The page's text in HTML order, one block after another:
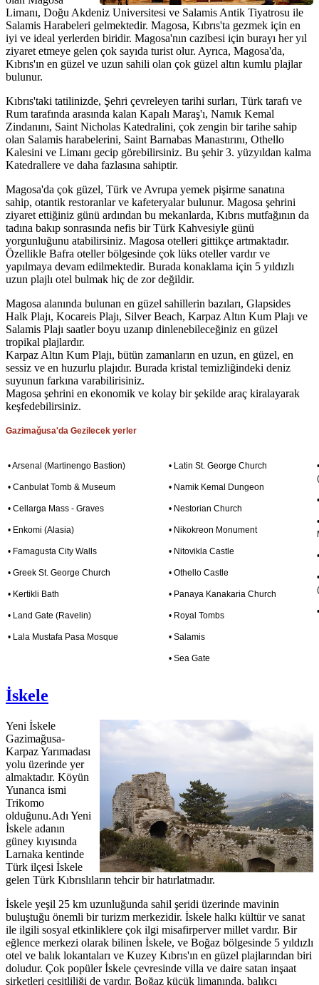
Limanı, Doğu Akdeniz Universitesi ve Salamis Antik Tiyatrosu ile
Salamis Harabeleri gelmektedir. Magosa, Kıbrıs'ta gezmek için en
iyi ve ideal yerlerden biridir. Magosa'nın cazibesi için burayı her yıl
ziyaret etmeye gelen çok sayıda turist olur. Ayrıca, Magosa'da,
Kıbrıs'ın en güzel ve uzun sahili olan çok güzel altın kumlu plajlar
bulunur.
Kıbrıs'taki tatilinizde, Şehri çevreleyen tarihi surları, Türk tarafı ve
Rum tarafında arasında kalan Kapalı Maraş'ı, Namık Kemal
Zindanını, Saint Nicholas Katedralini, çok zengin bir tarihe sahip
olan Salamis harabelerini, Saint Barnabas Manastırını, Othello
Kalesini ve Limanı gecip görebilirsiniz. Bu şehir 3. yüzyıldan kalma
Katedrallere ve daha fazlasına sahiptir.
Magosa'da çok güzel, Türk ve Avrupa yemek pişirme sanatına
sahip, otantik restoranlar ve kafeteryalar bulunur. Magosa şehrini
ziyaret ettiğiniz günü ardından bu mekanlarda, Kıbrıs mutfağının da
tadına bakıp sonrasında nefis bir Türk Kahvesiyle günü
yorgunluğunu atabilirsiniz. Magosa otelleri gittikçe artmaktadır.
Özellikle Bafra oteller bölgesinde çok lüks oteller vardır ve
yapılmaya devam edilmektedir. Burada konaklama için 5 yıldızlı
uzun plajlı otel bulmak hiç de zor değildir.
Magosa alanında bulunan en güzel sahillerin bazıları, Glapsides
Halk Plajı, Kocareis Plajı, Silver Beach, Karpaz Altın Kum Plajı ve
Salamis Plajı saatler boyu uzanıp dinlenebileceğiniz en güzel
tropikal plajlardır.
Karpaz Altın Kum Plajı, bütün zamanların en uzun, en güzel, en
sessiz ve en huzurlu plajıdır. Burada kristal temizliğindeki deniz
suyunun farkına varabilirisiniz.
Magosa şehrini en ekonomik ve kolay bir şekilde araç kiralayarak
keşfedebilirsiniz.
Gazimağusa'da Gezilecek yerler
• Arsenal (Martinengo Bastion)
• Canbulat Tomb & Museum
• Cellarga Mass - Graves
• Enkomi (Alasia)
• Famagusta City Walls
• Greek St. George Church
• Kertikli Bath
• Land Gate (Ravelin)
• Lala Mustafa Pasa Mosque
• Latin St. George Church
• Namik Kemal Dungeon
• Nestorian Church
• Nikokreon Monument
• Nitovikla Castle
• Othello Castle
• Panaya Kanakaria Church
• Royal Tombs
• Salamis
• Sea Gate
İskele
Yeni İskele
Gazimağusa-
Karpaz Yarımadası
yolu üzerinde yer
almaktadır. Köyün
Yunanca ismi
Trikomo
olduğunu.Adı Yeni
İskele adanın
güney kıyısında
Larnaka kentinde
Türk ilçesi İskele
gelen Türk Kıbrıslıların tehcir bir hatırlatmadır.
İskele yeşil 25 km uzunluğunda sahil şeridi üzerinde mavinin
buluştuğu önemli bir turizm merkezidir. İskele halkı kültür ve sanat
ile ilgili sosyal etkinliklere çok ilgi misafirperver millet vardır. Bir
eğlence merkezi olarak bilinen İskele, ve Boğaz bölgesinde 5 yıldızlı
otel ve balık lokantaları ve Kuzey Kıbrıs'ın en güzel plajlarından biri
doludur. Çok popüler İskele çevresinde villa ve daire satan inşaat
şirketleri çeşitliliği de vardır. Boğaz küçük limanında, balıkçı